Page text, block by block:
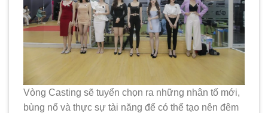
Vòng Casting sẽ tuyển chọn ra những nhân tố mới,
bùng nổ và thực sự tài năng để có thể tạo nên đêm